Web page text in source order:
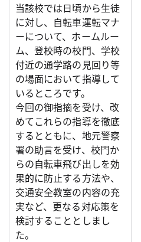
当該校では日頃から生徒
に対し、自転車運転マナ
ーについて、ホームルー
ム、登校時の校門、学校
付近の通学路の見回り等
の場面において指導して
いるところです。
今回の御指摘を受け、改
めてこれらの指導を徹底
するとともに、地元警察
署の助言を受け、校門か
らの自転車飛び出しを効
果的に防止する方法や、
交通安全教室の内容の充
実など、更なる対応策を
検討することとしまし
た。